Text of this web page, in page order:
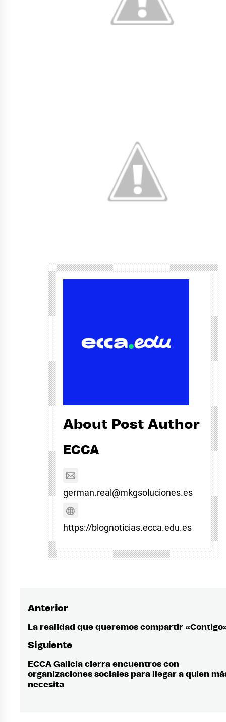
About Post Author
ECCA
german.real@mkgsoluciones.es
https://blognoticias.ecca.edu.es
Navegación
de
entradas
Anterior
Entrada
anterior:
La realidad que queremos compartir
Siguiente
Entrada
siguiente:
ECCA Galicia cierra encuentros con
organizaciones sociales para llegar a quien
necesita